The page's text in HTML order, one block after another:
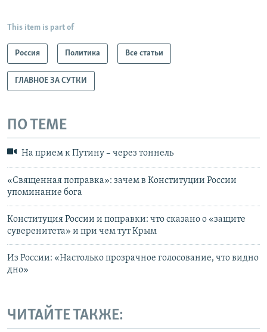
This item is part of
Россия Политика Все статьи
ГЛАВНОЕ ЗА СУТКИ
ПО ТЕМЕ
На прием к Путину – через тоннель
«Священная поправка»: зачем в Конституции России
упоминание бога
Конституция России и поправки: что сказано о «защите
суверенитета» и при чем тут Крым
Из России: «Настолько прозрачное голосование, что видно
дно»
ЧИТАЙТЕ ТАКЖЕ: